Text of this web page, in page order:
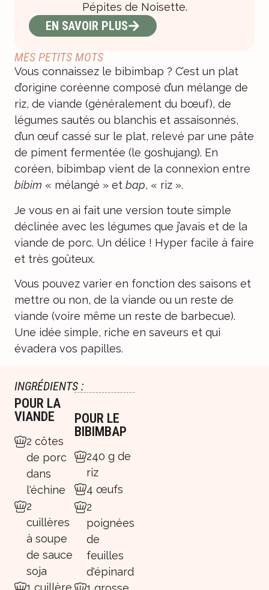
MES PETITS MOTS
Vous connaissez le bibimbap ? C’est un plat
d’origine coréenne composé d’un mélange de
riz, de viande (généralement du bœuf), de
légumes sautés ou blanchis et assaisonnés,
d’un œuf cassé sur le plat, relevé par une pâte
de piment fermentée (le goshujang). En
coréen, bibimbap vient de la connexion entre
bibim « mélangé » et bap, « riz ».
Je vous en ai fait une version toute simple
déclinée avec les légumes que j’avais et de la
viande de porc. Un délice ! Hyper facile à faire
et très goûteux.
Vous pouvez varier en fonction des saisons et
mettre ou non, de la viande ou un reste de
viande (voire même un reste de barbecue).
Une idée simple, riche en saveurs et qui
évadera vos papilles.
Pépites de Noisette.
EN SAVOIR PLUS
INGRÉDIENTS :
POUR LA
VIANDE
2 côtes
de porc
dans
l'échine
2
cuillères
à soupe
de sauce
soja
1 cuillère
POUR LE
BIBIMBAP
240 g de
riz
4 œufs
2
poignées
de
feuilles
d'épinard